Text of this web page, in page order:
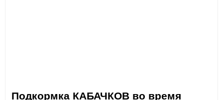
Подкормка КАБАЧКОВ во время